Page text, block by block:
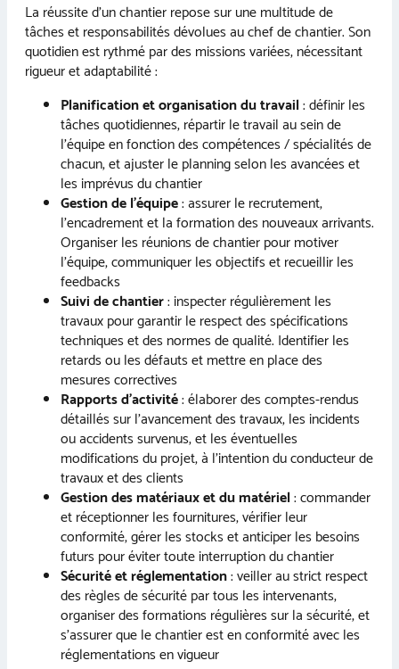
La réussite d’un chantier repose sur une multitude de
tâches et responsabilités dévolues au chef de chantier. Son
quotidien est rythmé par des missions variées, nécessitant
rigueur et adaptabilité :
Planification et organisation du travail: définir les
tâches quotidiennes, répartir le travail au sein de
l’équipe en fonction des compétences / spécialités de
chacun, et ajuster le planning selon les avancées et
les imprévus du chantier
Gestion de l’équipe: assurer le recrutement,
l’encadrement et la formation des nouveaux arrivants.
Organiser les réunions de chantier pour motiver
l’équipe, communiquer les objectifs et recueillir les
feedbacks
Suivi de chantier: inspecter régulièrement les
travaux pour garantir le respect des spécifications
techniques et des normes de qualité. Identifier les
retards ou les défauts et mettre en place des
mesures correctives
Rapports d’activité: élaborer des comptes-rendus
détaillés sur l’avancement des travaux, les incidents
ou accidents survenus, et les éventuelles
modifications du projet, à l’intention du conducteur de
travaux et des clients
Gestion des matériaux et du matériel: commander
et réceptionner les fournitures, vérifier leur
conformité, gérer les stocks et anticiper les besoins
futurs pour éviter toute interruption du chantier
Sécurité et réglementation: veiller au strict respect
des règles de sécurité par tous les intervenants,
organiser des formations régulières sur la sécurité, et
s’assurer que le chantier est en conformité avec les
réglementations en vigueur